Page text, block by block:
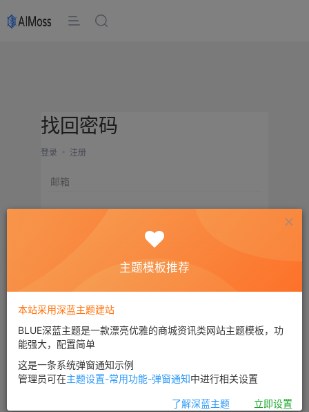
找回密码
登录 注册
邮箱
确认提交
主题模板推荐
本站采用深蓝主题建站
BLUE深蓝主题是一款漂亮优雅的商城资讯类网站主题模板，功
能强大，配置简单
这是一条系统弹窗通知示例
管理员可在主题设置-常用功能-弹窗通知中进行相关设置
了解深蓝主题 立即设置